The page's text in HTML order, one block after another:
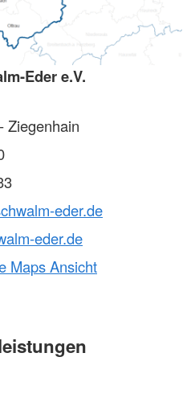
Eder e.V.
Ziegenhain
eder.de
eder.de
Maps Ansicht